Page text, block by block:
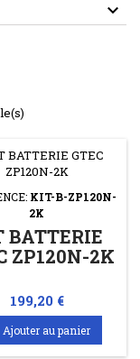
KIT-B-ZP120N-
2K
BATTERIE
ZP120N-2K
Prix
199,20 €
Ajouter au panier